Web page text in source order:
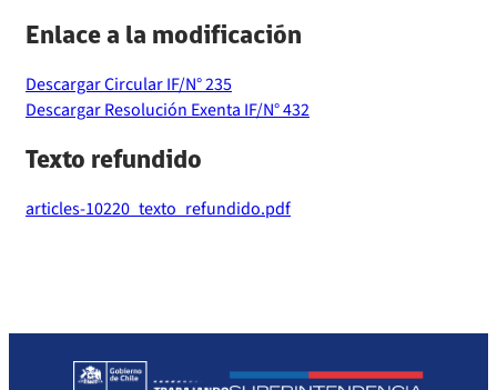
Enlace a la modificación
Descargar Circular IF/N° 235
Descargar Resolución Exenta IF/N° 432
Texto refundido
articles-10220_texto_refundido.pdf